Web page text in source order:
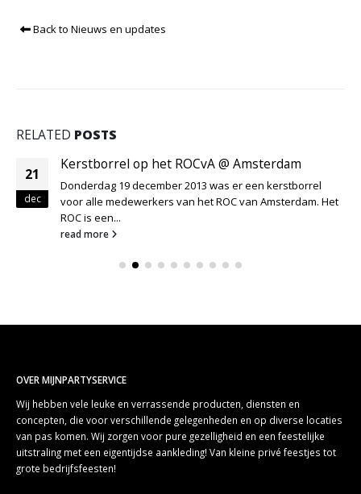
Back to Nieuws en updates
RELATED POSTS
21
dec
Kerstborrel op het ROCvA @ Amsterdam
Donderdag 19 december 2013 was er een kerstborrel
voor alle medewerkers van het ROC van Amsterdam. Het
ROC is een...
read more
OVER MIJNPARTYSERVICE
Wij hebben vele leuke en verrassende producten, diensten en
concepten, die voor verschillende gelegenheden en op diverse locaties
van pas komen. Wij zorgen voor pure gezelligheid en een feestelijke
uitstraling met een eigentijdse aankleding! Van kleine privé feestjes tot
grote bedrijfsfeesten!